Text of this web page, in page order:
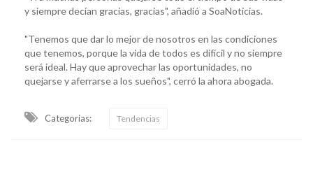
y siempre decían gracias, gracias", añadió a SoaNoticias.
"Tenemos que dar lo mejor de nosotros en las condiciones
que tenemos, porque la vida de todos es difícil y no siempre
será ideal. Hay que aprovechar las oportunidades, no
quejarse y aferrarse a los sueños", cerró la ahora abogada.
Categorias: Tendencias